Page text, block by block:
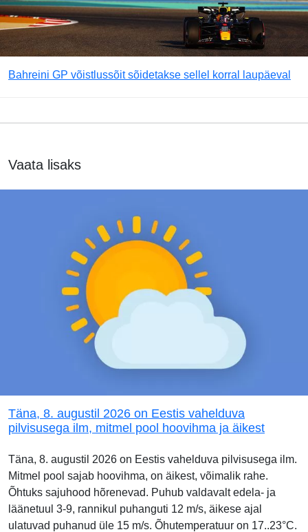
Bahreini GP võistlussõit sõidetakse sellel korral laupäeval
Vaata lisaks
Täna, 8. augustil 2026 on Eestis vahelduva
pilvisusega ilm, mitmel pool hoovihma ja äikest
Täna, 8. augustil 2026 on Eestis vahelduva pilvisusega ilm.
Mitmel pool sajab hoovihma, on äikest, võimalik rahe.
Õhtuks sajuhood hõrenevad. Puhub valdavalt edela- ja
läänetuul 3-9, rannikul puhanguti 12 m/s, äikese ajal
ulatuvad puhanud üle 15 m/s. Õhutemperatuur on 17..23°C.